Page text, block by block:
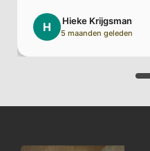
helemaal
H Hieke Krijgsman
5 maanden geleden